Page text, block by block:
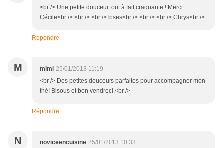
<br /> Une petite douceur tout à fait craquante ! Merci
Cécile<br /> <br /> <br /> bises<br /> <br /> <br /> Chrys<br />
Répondre
M mimi 25/01/2013 11:19
<br /> Des petites douceurs parfaites pour accompagner mon
thé! Bisous et bon vendredi.<br />
Répondre
N noviceencuisine 25/01/2013 10:33